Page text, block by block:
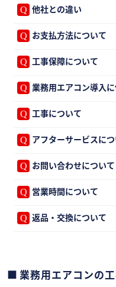
他社との違い
お支払方法について
工事保障について
業務用エアコン導入
工事について
アフターサービスに
お問い合わせについて
営業時間について
返品・交換について
業務用エアコンの